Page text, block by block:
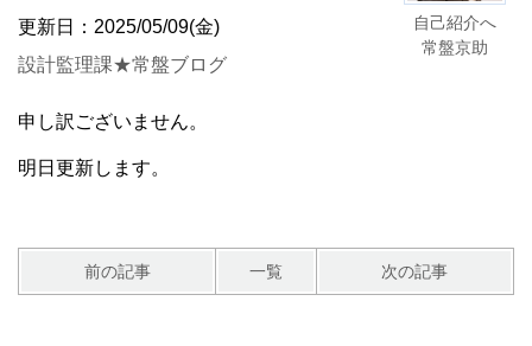
自己紹介へ
常盤京助
更新日：2025/05/09(金)
設計監理課★常盤ブログ
申し訳ございません。
明日更新します。
前の記事 一覧 次の記事